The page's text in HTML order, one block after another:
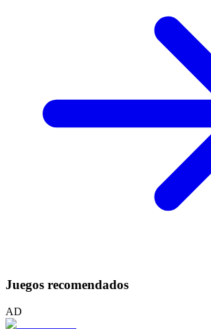
Juegos recomendados
AD